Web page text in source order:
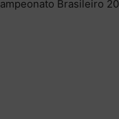
Brasileiro